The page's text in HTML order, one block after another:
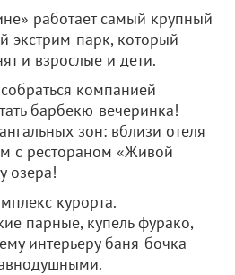
работает самый крупный
экстрим-парк, который
и взрослые и дети.
компанией
барбекю-вечеринка!
зон: вблизи отеля
с рестораном «Живой
озера!
курорта.
парные, купель фурако,
интерьеру баня-бочка